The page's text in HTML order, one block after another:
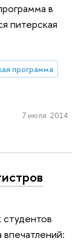
в
питерская
программа
7 июля 2014